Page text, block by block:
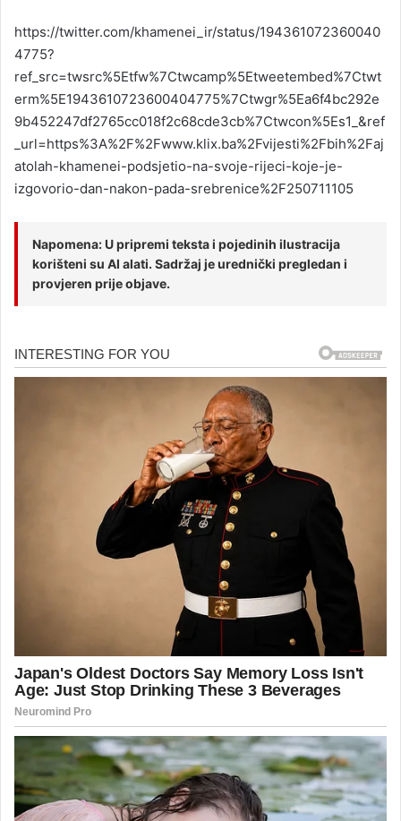
https://twitter.com/khamenei_ir/status/194361072360040
4775?
ref_src=twsrc%5Etfw%7Ctwcamp%5Etweetembed%7Ctwt
erm%5E1943610723600404775%7Ctwgr%5Ea6f4bc292e
9b452247df2765cc018f2c68cde3cb%7Ctwcon%5Es1_&ref
_url=https%3A%2F%2Fwww.klix.ba%2Fvijesti%2Fbih%2Faj
atolah-khamenei-podsjetio-na-svoje-rijeci-koje-je-
izgovorio-dan-nakon-pada-srebrenice%2F250711105
Napomena: U pripremi teksta i pojedinih ilustracija
korišteni su AI alati. Sadržaj je urednički pregledan i
provjeren prije objave.